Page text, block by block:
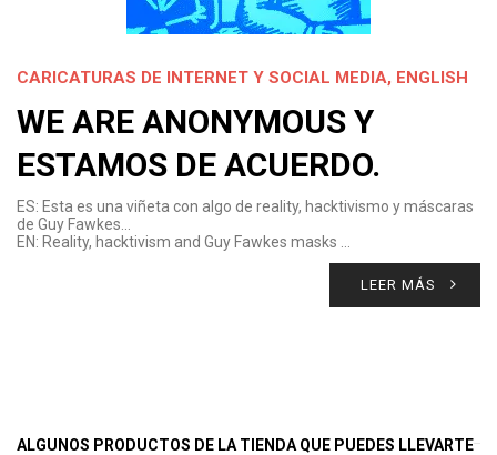
CARICATURAS DE INTERNET Y SOCIAL MEDIA, ENGLISH
WE ARE ANONYMOUS Y
ESTAMOS DE ACUERDO.
ES: Esta es una viñeta con algo de reality, hacktivismo y máscaras
de Guy Fawkes…
EN: Reality, hacktivism and Guy Fawkes masks …
LEER MÁS
ALGUNOS PRODUCTOS DE LA TIENDA QUE PUEDES LLEVARTE